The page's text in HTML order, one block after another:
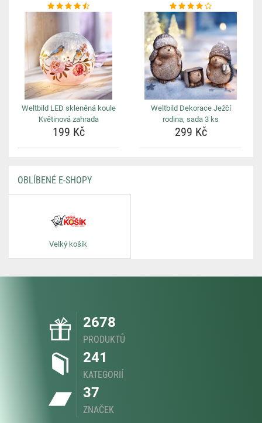
Weltbild LED skleněná koule
Květinová zahrada
199 Kč
Weltbild Dekorace Ježčí
rodina, sada 3 ks
299 Kč
OBLÍBENÉ E-SHOPY
Velký košík
2678
PRODUKTŮ
241
KATEGORIÍ
37
ZNAČEK